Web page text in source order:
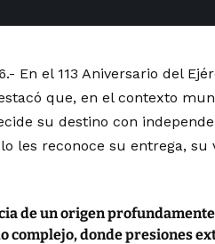
En el 113 Aniversario del
que, en el contexto
su destino con
les reconoce su entrega, su
de un origen
complejo, donde presiones